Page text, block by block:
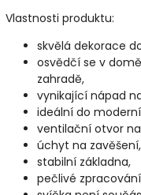
Vlastnosti produktu:
skvělá dekorace
osvědčí se v
zahradě,
vynikající nápad
ideální do
ventilační otvor
úchyt na zavěšení,
stabilní základna,
pečlivé